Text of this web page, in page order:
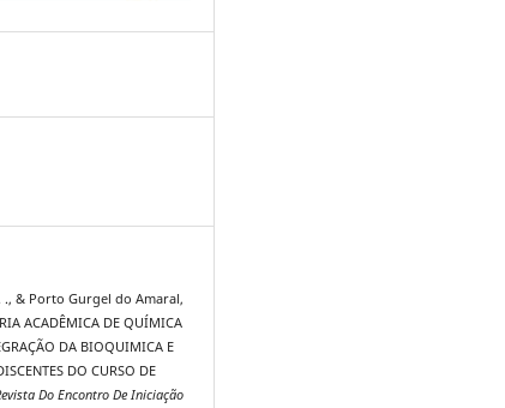
., & Porto Gurgel do Amaral,
ACADÊMICA DE QUÍMICA
DA BIOQUIMICA E
DO CURSO DE
Do Encontro De Iniciação